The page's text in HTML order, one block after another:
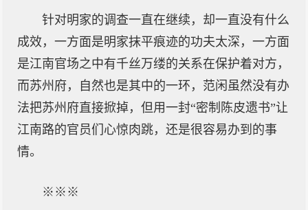
针对明家的调查一直在继续，却一直没有什么
成效，一方面是明家抹平痕迹的功夫太深，一方面
是江南官场之中有千丝万缕的关系在保护着对方，
而苏州府，自然也是其中的一环，范闲虽然没有办
法把苏州府直接掀掉，但用一封“密制陈皮遗书”让
江南路的官员们心惊肉跳，还是很容易办到的事
情。
※※※